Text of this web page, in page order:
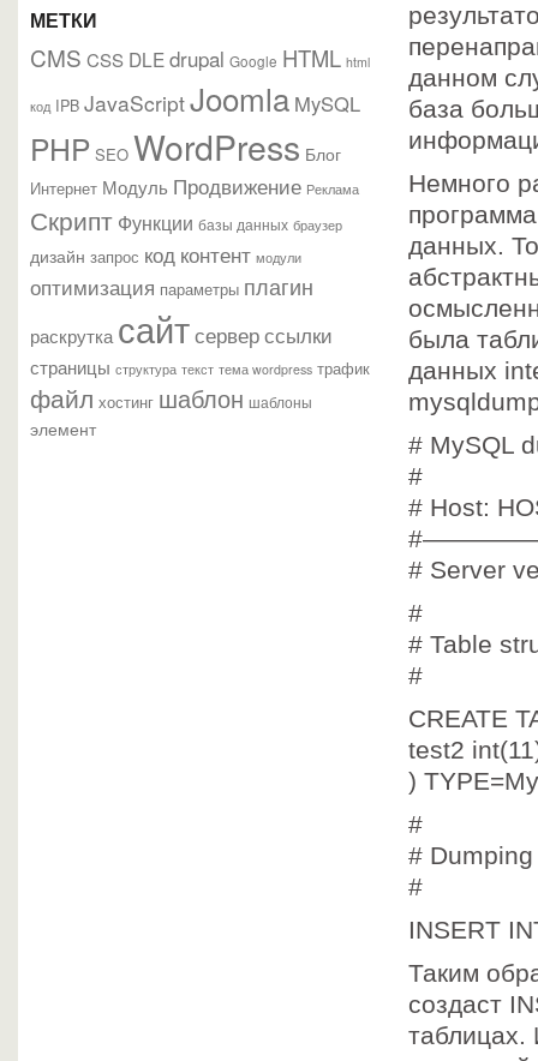
МЕТКИ
CMS CSS DLEdrupal Google HTML html
код IPB JavaScriptJoomla MySQL
PHP SEO WordPress Блог
Интернет Модуль Продвижение Реклама
Скрипт Функции базы данных браузер
дизайн запрос код контент модули
оптимизация параметры плагин
раскрутка сайтсерверссылки
страницы структура текст тема wordpress трафик
файл хостинг шаблон шаблоны
элемент
данном
база
Немного
данных.
была
данных
# MySQL
#
# Host:
# Server
#
# Table
#
CREATE
test2
)
#
# Dumping
#
INSERT
Таким
создаст
таблицах.